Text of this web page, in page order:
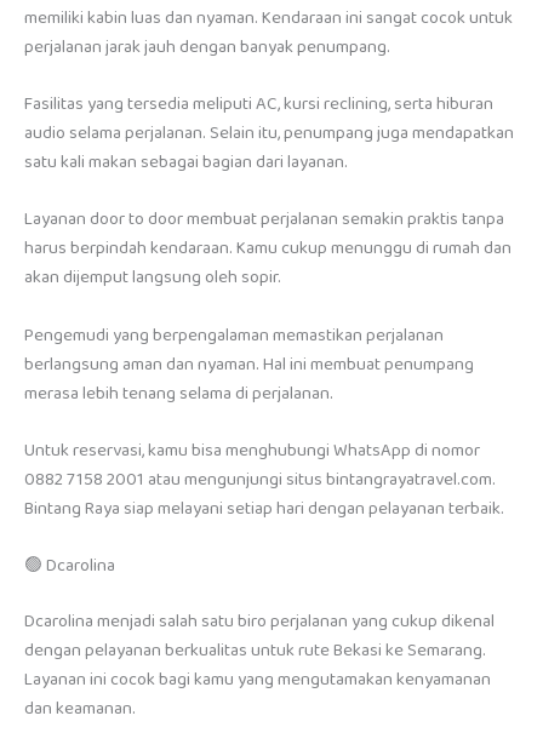
memiliki kabin luas dan nyaman. Kendaraan ini sangat cocok untuk
perjalanan jarak jauh dengan banyak penumpang.
Fasilitas yang tersedia meliputi AC, kursi reclining, serta hiburan
audio selama perjalanan. Selain itu, penumpang juga mendapatkan
satu kali makan sebagai bagian dari layanan.
Layanan door to door membuat perjalanan semakin praktis tanpa
harus berpindah kendaraan. Kamu cukup menunggu di rumah dan
akan dijemput langsung oleh sopir.
Pengemudi yang berpengalaman memastikan perjalanan
berlangsung aman dan nyaman. Hal ini membuat penumpang
merasa lebih tenang selama di perjalanan.
Untuk reservasi, kamu bisa menghubungi WhatsApp di nomor
0882 7158 2001 atau mengunjungi situs bintangrayatravel.com.
Bintang Raya siap melayani setiap hari dengan pelayanan terbaik.
🟢 Dcarolina
Dcarolina menjadi salah satu biro perjalanan yang cukup dikenal
dengan pelayanan berkualitas untuk rute Bekasi ke Semarang.
Layanan ini cocok bagi kamu yang mengutamakan kenyamanan
dan keamanan.